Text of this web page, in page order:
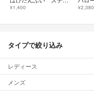
¥1,400 ¥2,380
タイプで絞り込み
レディース
メンズ